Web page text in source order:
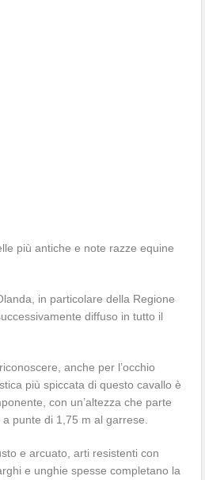
più antiche e note razze equine
in particolare della Regione
diffuso in tutto il
anche per l’occhio
più spiccata di questo cavallo è
con un’altezza che parte
punte di 1,75 m al garrese.
e arcuato, arti resistenti con
e unghie spesse completano la